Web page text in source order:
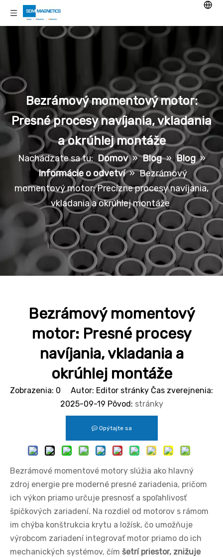
Bezrámový momentový motor:
Presné procesy navíjania, vkladania
a okrúhlej montáže
Nachádzate sa tu: Domov » Blog » Blog »
Informácie o odvetví » Bezrámový
momentový motor: Precízne procesy navíjania,
vkladania a okrúhlej montáže
Bezrámový momentový
motor: Presné procesy
navíjania, vkladania a
okrúhlej montáže
Zobrazenia: 0 Autor: Editor stránky Čas zverejnenia:
2025-09-19 Pôvod: stránky
Opýtajte sa
Bezrámové momentové motory slúžia ako hlavný
zdroj energie pre moderné presné zariadenia, pričom
ich výkon priamo určuje presnosť a spoľahlivosť
špičkových zariadení. Na rozdiel od motorov s rámom
im chýba konštrukcia krytu a ložísk, čo umožňuje
výrobcom zariadení integrovať motor priamo do ich
mechanických systémov, čím šetrí priestor, znižuje